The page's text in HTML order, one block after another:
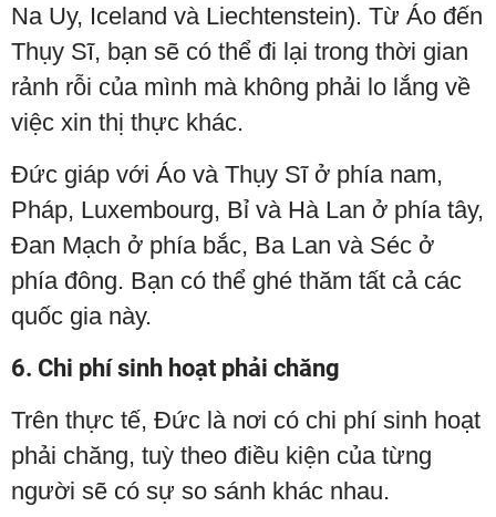
Na Uy, Iceland và Liechtenstein). Từ Áo đến
Thụy Sĩ, bạn sẽ có thể đi lại trong thời gian
rảnh rỗi của mình mà không phải lo lắng về
việc xin thị thực khác.
Đức giáp với Áo và Thụy Sĩ ở phía nam,
Pháp, Luxembourg, Bỉ và Hà Lan ở phía tây,
Đan Mạch ở phía bắc, Ba Lan và Séc ở
phía đông. Bạn có thể ghé thăm tất cả các
quốc gia này.
6. Chi phí sinh hoạt phải chăng
Trên thực tế, Đức là nơi có chi phí sinh hoạt
phải chăng, tuỳ theo điều kiện của từng
người sẽ có sự so sánh khác nhau.